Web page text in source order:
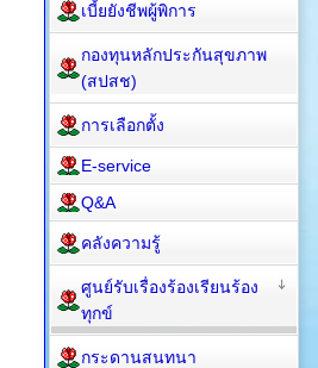
เบี้ยยังชีพผู้พิการ
กองทุนหลักประกันสุขภาพ
(สปสช)
การเลือกตั้ง
E-service
Q&A
คลังความรู้
ศูนย์รับเรื่องร้องเรียนร้อง
ทุกข์
กระดานสนทนา